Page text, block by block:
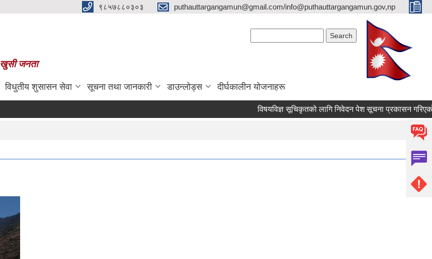
९८५७८८०३०३ puthauttargangamun@gmail.com/info@puthauttargangamun.gov,np
खुसी जनता
विधुतीय शुसासन सेवा सूचना तथा जानकारी डाउन्लोड्स दीर्घकालीन योजनाहरू
विषयविज्ञ सूचिकृतको लागि निवेदन पेश सूचना प्रकासन गरिएको बारे